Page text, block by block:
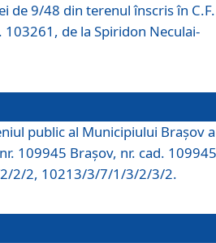
de 9/48 din terenul înscris în
103261, de la Spiridon Neculai-
public al Municipiului Braşov a
109945 Brașov, nr. cad.
2/2, 10213/3/7/1/3/2/3/2.